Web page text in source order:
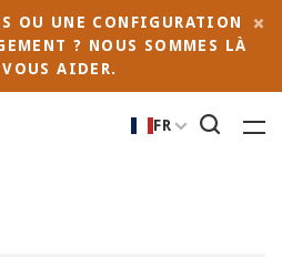
OU UNE CONFIGURATION
? NOUS SOMMES LÀ
VOUS AIDER.
FR